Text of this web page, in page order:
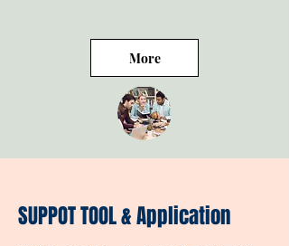
More
SUPPOT TOOL & Application